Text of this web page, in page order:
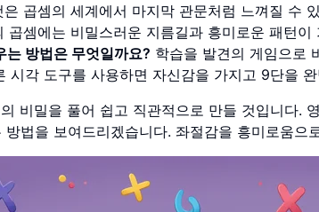
곱셈의 세계에서 마지막 관문처럼 느껴질 수
곱셈에는 비밀스러운 지름길과 흥미로운 패턴
는 방법은 무엇일까요? 학습을 발견의 게임으로
시각 도구를 사용하면 자신감을 가지고 9단을
비밀을 풀어 쉽고 직관적으로 만들 것입니다.
방법을 보여드리겠습니다. 좌절감을 흥미로움으